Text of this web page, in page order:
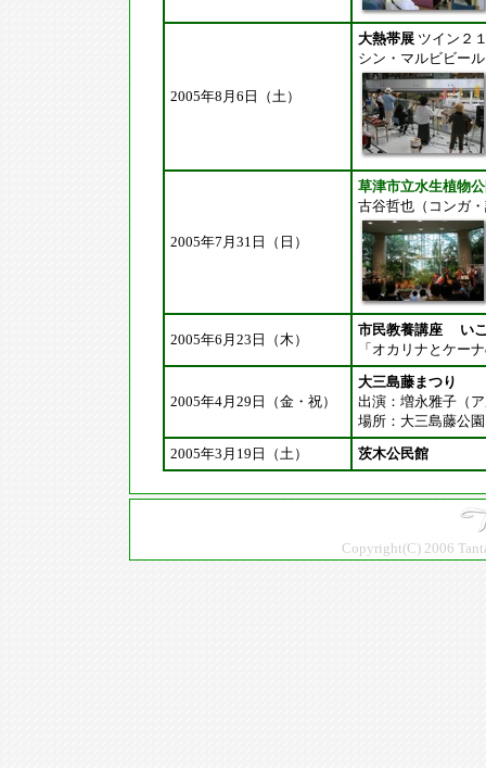
2005年8月6日（土）
大熱帯展 ツイン２
シン・マルビビー
2005年7月31日（日）
草津市立水生植物
古谷哲也（コンガ
2005年6月23日（木）
市民教養講座 いこ
「オカリナとケー
2005年4月29日（金・祝）
大三島藤まつり
出演：増永雅子（
場所：大三島藤公
2005年3月19日（土）
茨木公民館
Copyright(C) 2006